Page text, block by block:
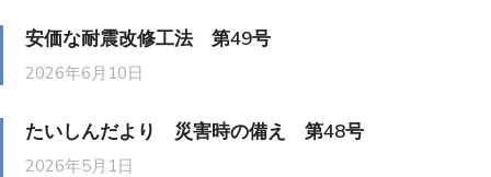
安価な耐震改修工法 第49号
2026年6月10日
たいしんだより 災害時の備え 第48号
2026年5月1日